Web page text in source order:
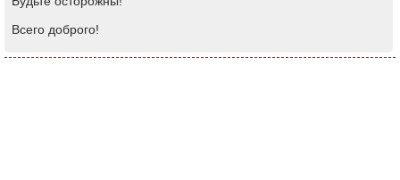
Всего доброго!